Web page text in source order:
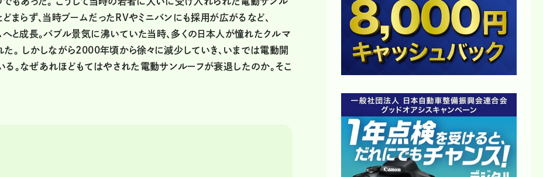
まらず、当時ブームだったRVやミニバンにも採用が広がるなど、
と成長。バブル景気に沸いていた当時、多くの日本人が憧れたクルマ
。 しかしながら2000年頃から徐々に減少していき、いまでは電動開
。なぜあれほどもてはやされた電動サンルーフが衰退したのか。そこ